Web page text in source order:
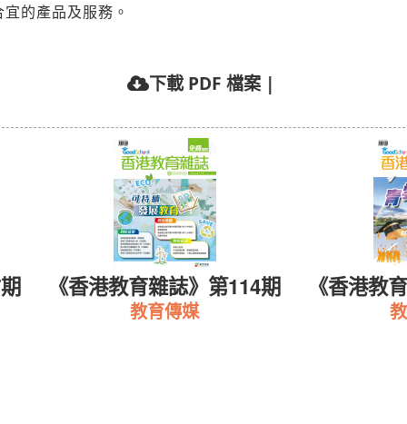
宜的產品及服務。
下載 PDF 檔案 |
《香港教育雜誌》第114期
教育傳媒
《香港教